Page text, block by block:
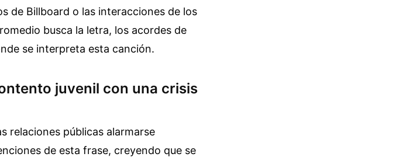
de Billboard o las interacciones de los
busca la letra, los acordes de
se interpreta esta canción.
juvenil con una crisis
relaciones públicas alarmarse
de esta frase, creyendo que se